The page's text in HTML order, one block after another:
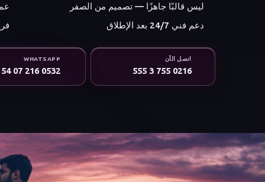
ليس قالبًا جاهزًا — تصميم من الصفر
دعم فني 24/7 بعد الإطلاق
اتصل الآن
0216 755 3 555
WHATSAPP
0532 216 07 54